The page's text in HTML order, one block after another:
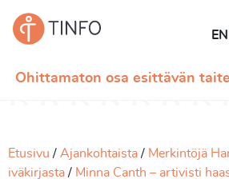
Ohittamaton osa esittävän
EN
Etusivu Ajankohtaista
Merkintöjä
iväkirjasta
Minna Canth – artivisti